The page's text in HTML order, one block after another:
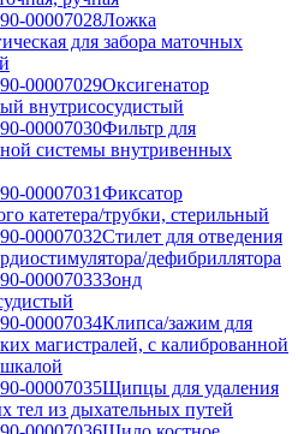
00007028Ложка
для забора маточных
00007029Оксигенатор
внутрисосудистый
00007030Фильтр для
системы внутривенных
00007031Фиксатор
катетера/трубки, стерильный
00007032Стилет для отведения
дефибриллятора
00007033Зонд
00007034Клипса/зажим для
магистралей, с калиброванной
00007035Щипцы для удаления
тел из дыхательных путей